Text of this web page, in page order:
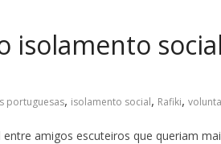
isolamento
portuguesas, isolamento social, Rafiki,
amigos escuteiros que queriam